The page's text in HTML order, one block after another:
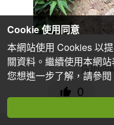
這則回
0
Cookie 使用同意
本網站使用 Cookies 以
關資料。繼續使用本網
您想進一步了解，請參閱